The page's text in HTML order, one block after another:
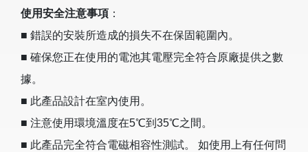
使用安全注意事項 ：
■ 錯誤的安裝所造成的損失不在保固範圍內。
■ 確保您正在使用的電池其電壓完全符合原廠提供之數
據。
■ 此產品設計在室內使用。
■ 注意使用環境溫度在5℃到35℃之間。
■ 此產品完全符合電磁相容性測試。 如使用上有任何問